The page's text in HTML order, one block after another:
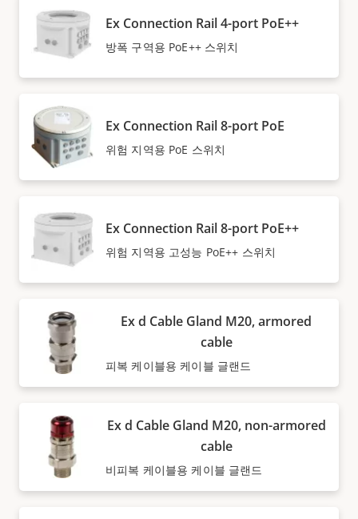
Ex Connection Rail 4-port PoE++
방폭 구역용 PoE++ 스위치
Ex Connection Rail 8-port PoE
위험 지역용 PoE 스위치
Ex Connection Rail 8-port PoE++
위험 지역용 고성능 PoE++ 스위치
Ex d Cable Gland M20, armored
cable
피복 케이블용 케이블 글랜드
Ex d Cable Gland M20, non-armored
cable
비피복 케이블용 케이블 글랜드